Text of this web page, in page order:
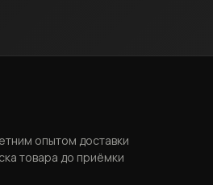
опытом доставки
товара до приёмки